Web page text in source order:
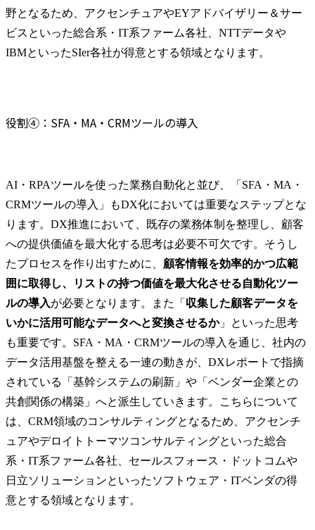
野となるため、アクセンチュアやEYアドバイザリー＆サー
ビスといった総合系・IT系ファーム各社、NTTデータや
IBMといったSIer各社が得意とする領域となります。
役割④：SFA・MA・CRMツールの導入
AI・RPAツールを使った業務自動化と並び、「SFA・MA・
CRMツールの導入」もDX化においては重要なステップとな
ります。DX推進において、既存の業務体制を整理し、顧客
への提供価値を最大化する思考は必要不可欠です。そうし
たプロセスを作り出すために、 顧客情報を効率的かつ広範
囲に取得し、リストの持つ価値を最大化させる自動化ツー
ルの導入が必要となります。また「 収集した顧客データを
いかに活用可能なデータへと変換させるか」といった思考
も重要です。SFA・MA・CRMツールの導入を通じ、社内の
データ活用基盤を整える一連の動きが、DXレポートで指摘
されている「基幹システムの刷新」や「ベンダー企業との
共創関係の構築」へと派生していきます。こちらについて
は、CRM領域のコンサルティングとなるため、アクセンチ
ュアやデロイトトーマツコンサルティングといった総合
系・IT系ファーム各社、セールスフォース・ドットコムや
日立ソリューションといったソフトウェア・ITベンダの得
意とする領域となります。